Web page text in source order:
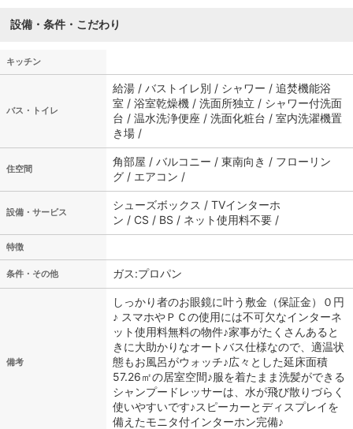
設備・条件・こだわり
キッチン
バス・トイレ
給湯 / バストイレ別 / シャワー / 追焚機能浴
室 / 浴室乾燥機 / 洗面所独立 / シャワー付洗面
台 / 温水洗浄便座 / 洗面化粧台 / 室内洗濯機置
き場 /
住空間
角部屋 / バルコニー / 東南向き / フローリン
グ / エアコン /
設備・サービス
シューズボックス / TVインターホ
ン / CS / BS / ネット使用料不要 /
特徴
条件・その他 ガス:プロパン
備考
しっかり者のお眼鏡に叶う敷金（保証金）０円
♪ スマホやＰＣの使用には不可欠なインターネ
ット使用料無料の物件♪家事がたくさんあると
きに大助かりなオートバス仕様なので、適温状
態もお風呂がウォッチ♪広々とした延床面積
57.26㎡の居室空間♪服を着たまま洗髪ができる
シャンプードレッサーは、水が飛び散りづらく
使いやすいです♪スピーカーとディスプレイを
備えたモニタ付インターホン完備♪